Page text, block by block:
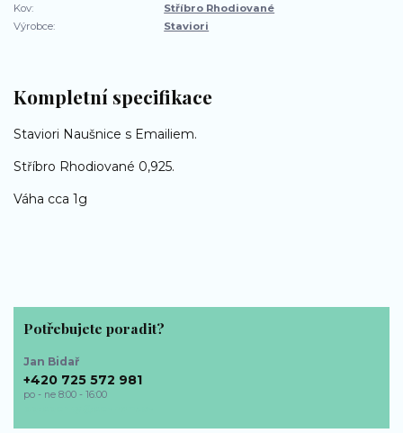
Kov:
Stříbro Rhodiované
Výrobce:
Staviori
Kompletní specifikace
Staviori Naušnice s Emailiem.
Stříbro Rhodiované 0,925.
Váha cca 1g
Potřebujete poradit?
Jan Bidař
+420 725 572 981
po - ne 8:00 - 16:00